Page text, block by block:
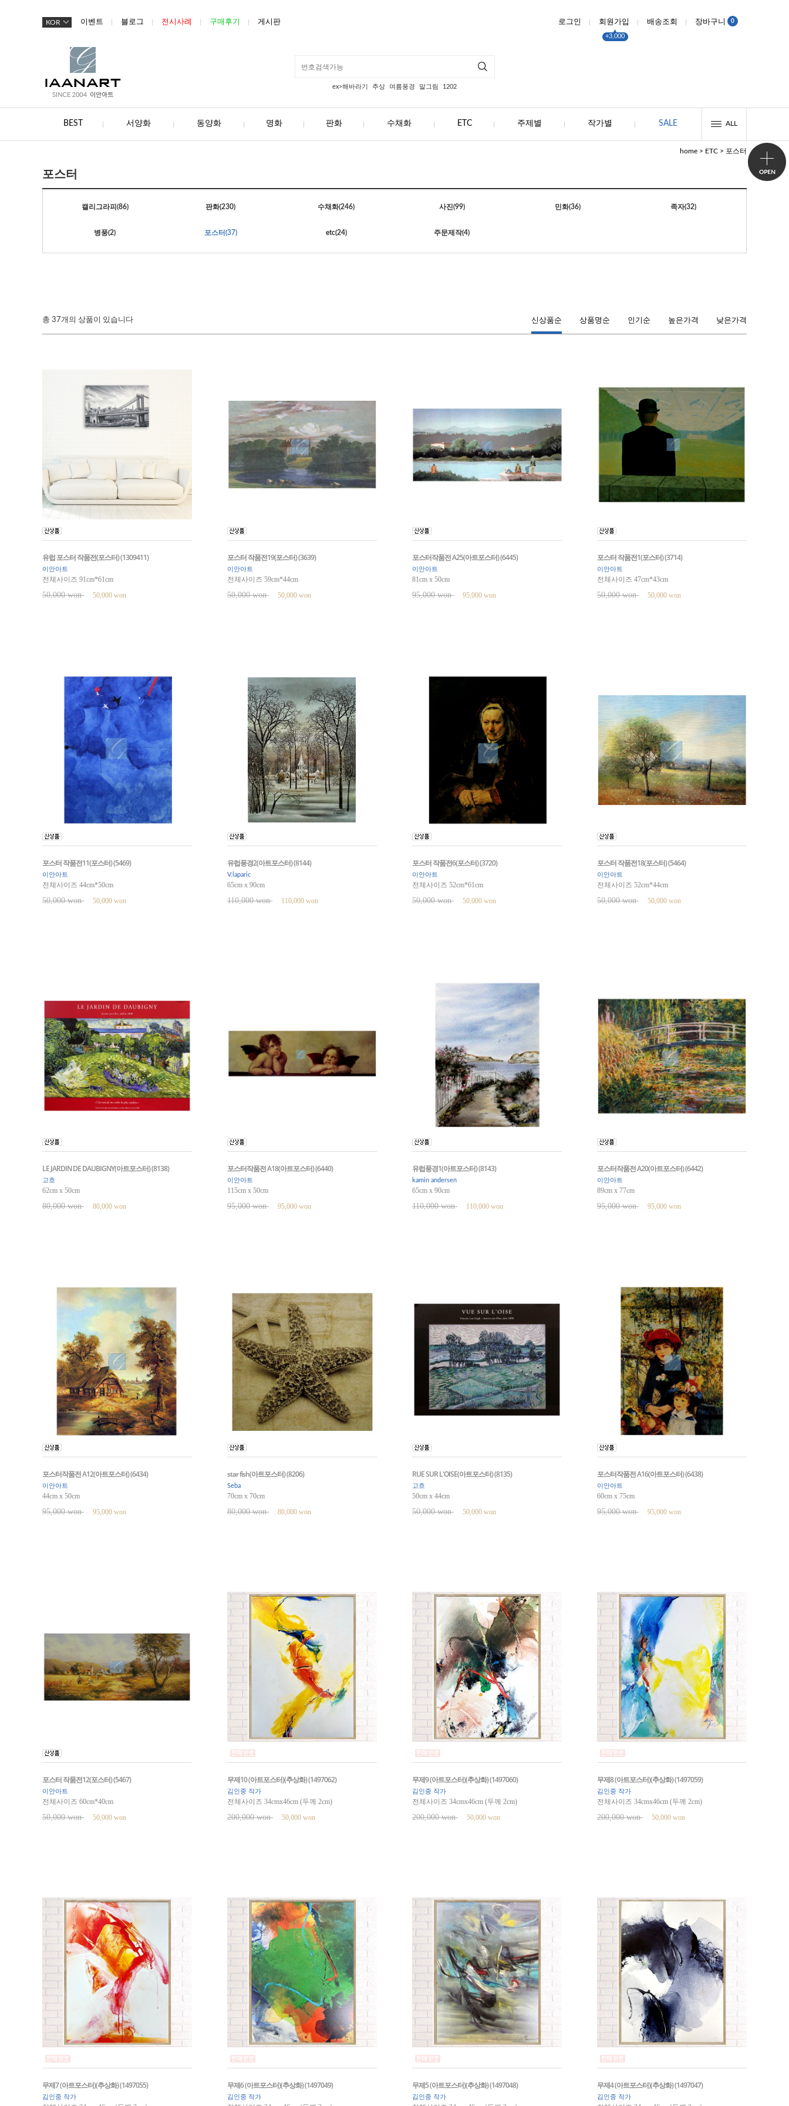
KOR 이벤트 블로그 전시사례 구매후기 게시판 로그인 회원가입
+3,000
배송조회 장바구니 0
ex>해바라기 추상 여름풍경 말그림 1202
BEST 서양화 동양화 명화 판화 수채화 ETC 주제별 작가별 SALE ALL
home > ETC > 포스터
포스터
캘리그라피 (86) 판화(230) 수채화(246) 사진(99) 민화(36) 족자(32)
병풍(2) 포스터(37) etc(24) 주문제작(4)
총 37개의 상품이 있습니다 신상품순 상품명순 인기순 높은가격 낮은가격
유럽 포스터 작품전(포스터) (1309411)
이안아트
전체사이즈 91cm*61cm
50,000 won 50,000 won
포스터 작품전19(포스터) (3639)
이안아트
전체사이즈 59cm*44cm
50,000 won 50,000 won
포스터작품전 A25(아트포스터) (6445)
이안아트
81cm x 50cm
95,000 won 95,000 won
포스터 작품전1(포스터) (3714)
이안아트
전체사이즈 47cm*43cm
50,000 won 50,000 won
포스터 작품전11(포스터) (5469)
이안아트
전체사이즈 44cm*50cm
50,000 won 50,000 won
유럽풍경2(아트포스터) (8144)
V.laparic
65cm x 90cm
110,000 won 110,000 won
포스터 작품전6(포스터) (3720)
이안아트
전체사이즈 52cm*61cm
50,000 won 50,000 won
포스터 작품전18(포스터) (5464)
이안아트
전체사이즈 52cm*44cm
50,000 won 50,000 won
LE JARDIN DE DAUBIGNY(아트포스터) (8138)
고흐
62cm x 50cm
80,000 won 80,000 won
포스터작품전 A18(아트포스터) (6440)
이안아트
115cm x 50cm
95,000 won 95,000 won
유럽풍경1(아트포스터) (8143)
kamin andersen
65cm x 90cm
110,000 won 110,000 won
포스터작품전 A20(아트포스터) (6442)
이안아트
89cm x 77cm
95,000 won 95,000 won
포스터작품전 A12(아트포스터) (6434)
이안아트
44cm x 50cm
95,000 won 95,000 won
star fish(아트포스터) (8206)
Seba
70cm x 70cm
80,000 won 80,000 won
RUE SUR L'OISE(아트포스터) (8135)
고흐
50cm x 44cm
50,000 won 50,000 won
포스터작품전 A16(아트포스터) (6438)
이안아트
60cm x 75cm
95,000 won 95,000 won
포스터 작품전12(포스터) (5467)
이안아트
전체사이즈 60cm*40cm
50,000 won 50,000 won
무제10 (아트포스터)(추상화) (1497062)
김인중 작가
전체사이즈 34cmx46cm (두께 2cm)
200,000 won 50,000 won
무제9 (아트포스터)(추상화) (1497060)
김인중 작가
전체사이즈 34cmx46cm (두께 2cm)
200,000 won 50,000 won
무제8 (아트포스터)(추상화) (1497059)
김인중 작가
전체사이즈 34cmx46cm (두께 2cm)
200,000 won 50,000 won
무제7 (아트포스터)(추상화) (1497055)
김인중 작가
무제6 (아트포스터)(추상화) (1497049)
김인중 작가
무제5 (아트포스터)(추상화) (1497048)
김인중 작가
무제4 (아트포스터)(추상화) (1497047)
김인중 작가